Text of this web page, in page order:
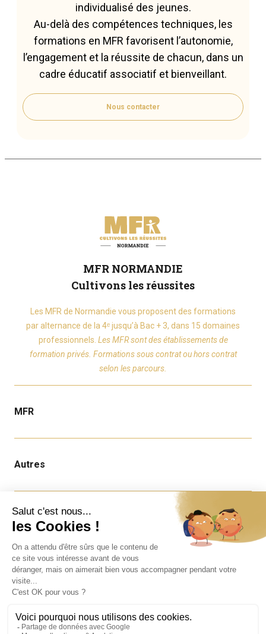
individualisé des jeunes.
Au-delà des compétences techniques, les
formations en MFR favorisent l’autonomie,
l’engagement et la réussite de chacun, dans un
cadre éducatif associatif et bienveillant.
Nous contacter
MFR NORMANDIE
Cultivons les réussites
Les MFR de Normandie vous proposent des formations
par alternance de la 4ᵉ jusqu’à Bac + 3, dans 15 domaines
professionnels. Les MFR sont des établissements de
formation privés. Formations sous contrat ou hors contrat
selon les parcours.
MFR
Autres
Infos
Nous contacter